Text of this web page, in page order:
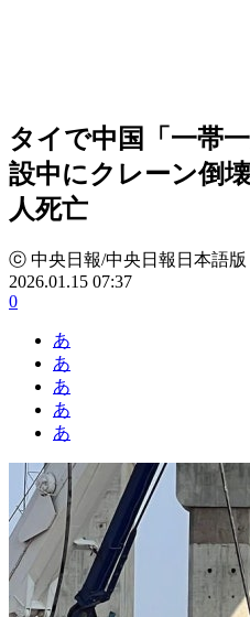
タイで中国「一帯
設中にクレーン倒
人死亡
ⓒ 中央日報/中央日報日本語版
2026.01.15 07:37
0
あ
あ
あ
あ
あ